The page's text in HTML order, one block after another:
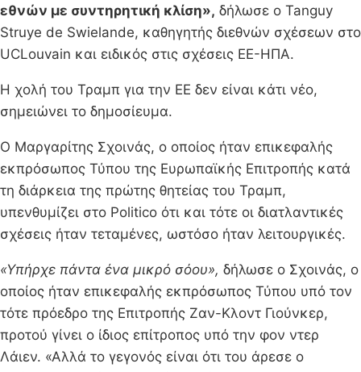
εθνών με συντηρητική κλίση», δήλωσε ο Tanguy
Struye de Swielande, καθηγητής διεθνών σχέσεων στο
UCLouvain και ειδικός στις σχέσεις ΕΕ-ΗΠΑ.
Η χολή του Τραμπ για την ΕΕ δεν είναι κάτι νέο,
σημειώνει το δημοσίευμα.
Ο Μαργαρίτης Σχοινάς, ο οποίος ήταν επικεφαλής
εκπρόσωπος Τύπου της Ευρωπαϊκής Επιτροπής κατά
τη διάρκεια της πρώτης θητείας του Τραμπ,
υπενθυμίζει στο Politico ότι και τότε οι διατλαντικές
σχέσεις ήταν τεταμένες, ωστόσο ήταν λειτουργικές.
«Υπήρχε πάντα ένα μικρό σόου», δήλωσε ο Σχοινάς, ο
οποίος ήταν επικεφαλής εκπρόσωπος Τύπου υπό τον
τότε πρόεδρο της Επιτροπής Ζαν-Κλοντ Γιούνκερ,
προτού γίνει ο ίδιος επίτροπος υπό την φον ντερ
Λάιεν. «Αλλά το γεγονός είναι ότι του άρεσε ο